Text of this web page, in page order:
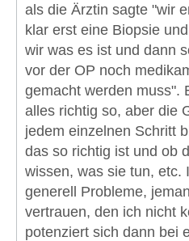
als die Ärztin sagte "wir
klar erst eine Biopsie
wir was es ist und dann
vor der OP noch
gemacht werden muss".
alles richtig so, aber die
jedem einzelnen Schritt
das so richtig ist und ob
wissen, was sie tun, etc.
generell Probleme,
vertrauen, den ich nicht
potenziert sich dann bei